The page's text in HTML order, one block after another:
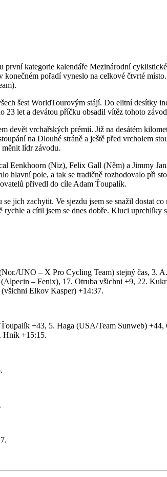
kategorie kalendáře Mezinárodní
pořadí vyneslo na celkové čtvrté
šest WorldTourovým stájí. Do elitní
23 let a devátou příčku obsadil vítěz tohoto
devět vrchařských prémií. Již na desátém
na Dlouhé stráně a ještě před vrcholem
měnit lídr závodu.
Eenkhoorn (Niz), Felix Gall (Něm) a Jimmy
hlavní pole, a tak se tradičně rozhodovalo při
přivedl do cíle Adam Ťoupalík.
jich zachytit. Ve sjezdu jsem se snažil dostat
rychle a cítil jsem se dnes dobře. Kluci
UNO – X Pro Cycling Team) stejný čas,
– Fenix), 17. Otruba všichni +9, 22.
Elkov Kasper) +14:37.
+43, 5. Haga (USA/Team Sunweb)
Hník +15:15.